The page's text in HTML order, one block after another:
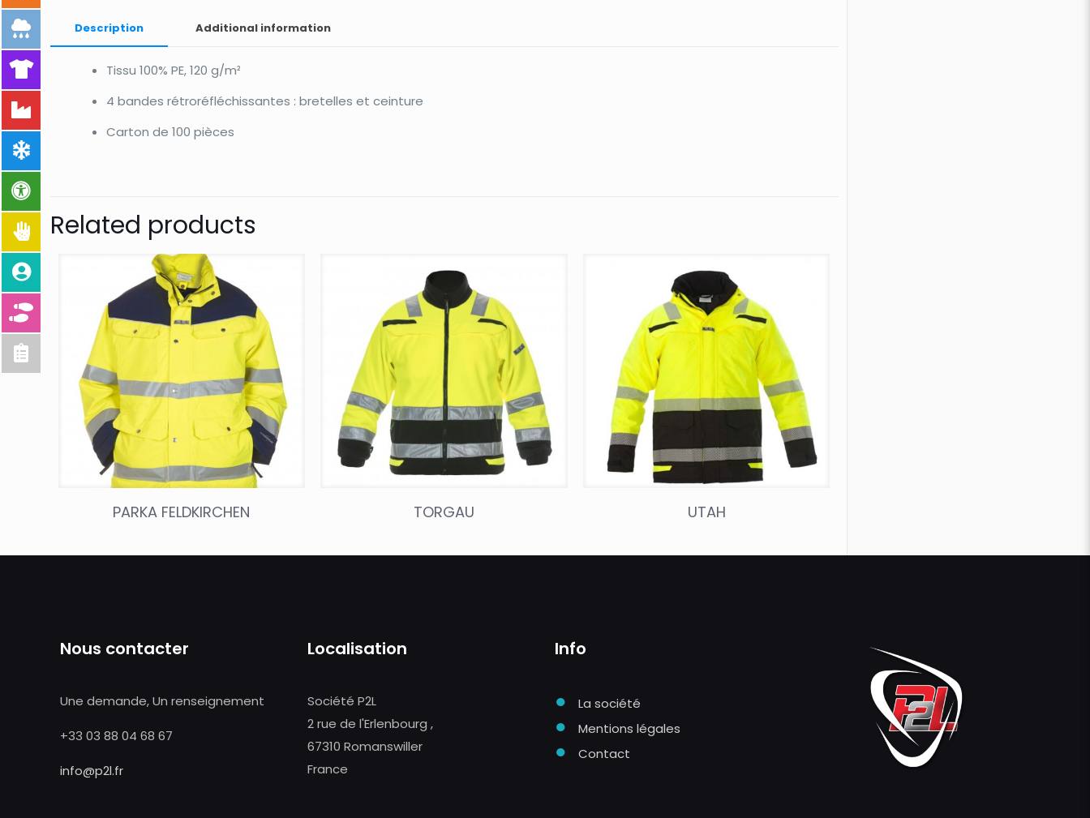
Description Additional information
Tissu 100% PE, 120 g/m²
4 bandes rétroréfléchissantes : bretelles et ceinture
Carton de 100 pièces
Related products
PARKA FELDKIRCHEN TORGAU UTAH
Nous contacter
Une demande, Un renseignement
+33 03 88 04 68 67
info@p2l.fr
Localisation
Société P2L
2 rue de l'Erlenbourg ,
67310 Romanswiller
France
Info
● La société
● Mentions légales
● Contact